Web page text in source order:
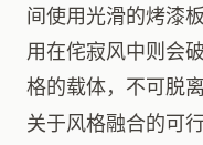
间使用光滑的烤漆
用在侘寂风中则会
格的载体，不可脱
关于风格融合的可